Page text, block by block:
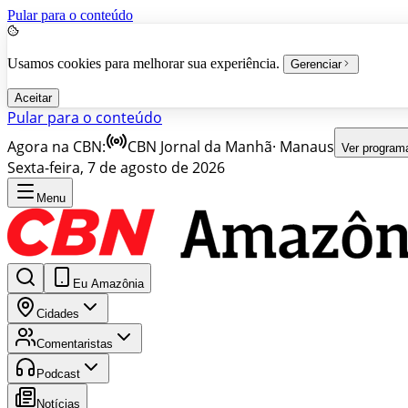
Pular para o conteúdo
Usamos cookies para melhorar sua experiência. Gerenciar
Aceitar
Pular para o conteúdo
Agora na CBN:
CBN Jornal da Manhã· Manaus Ver
Sexta-feira, 7 de agosto de 2026
Menu
Eu Amazônia
Cidades
Comentaristas
Podcast
Notícias